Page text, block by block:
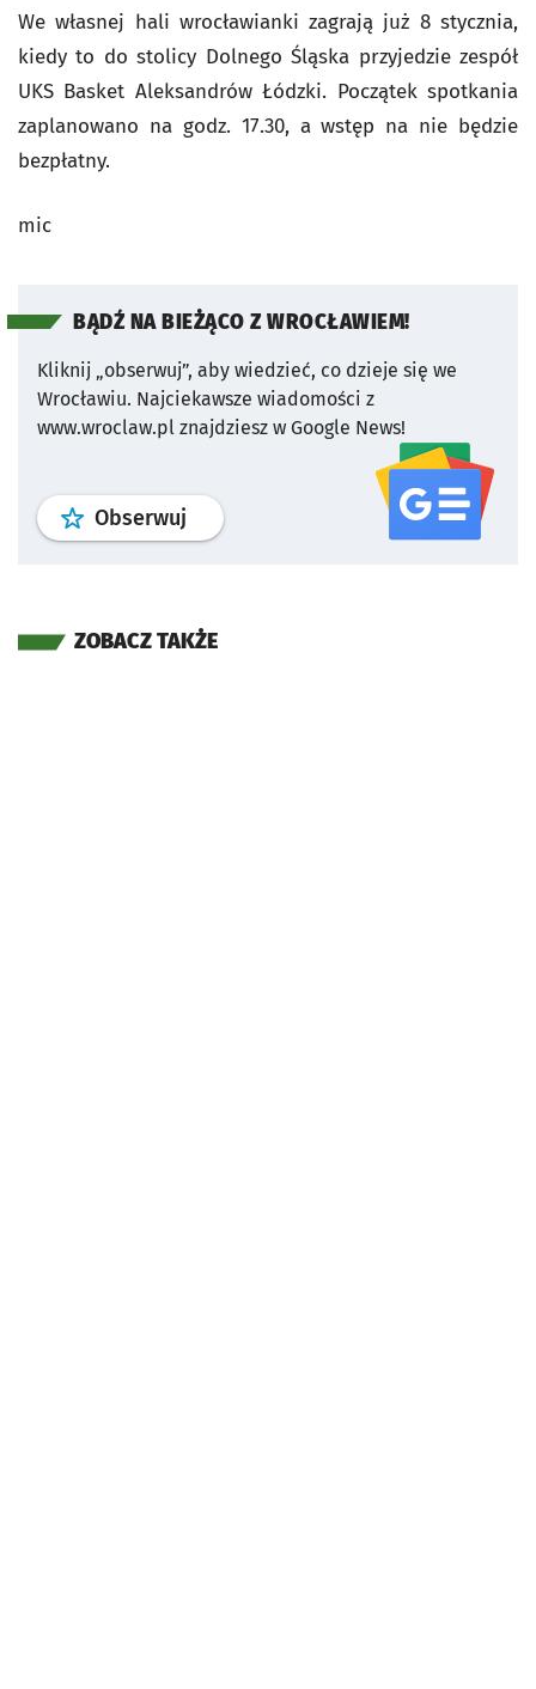
We własnej hali wrocławianki zagrają już 8 stycznia,
kiedy to do stolicy Dolnego Śląska przyjedzie zespół
UKS Basket Aleksandrów Łódzki. Początek spotkania
zaplanowano na godz. 17.30, a wstęp na nie będzie
bezpłatny.
mic
BĄDŹ NA BIEŻĄCO Z WROCŁAWIEM!
Kliknij „obserwuj”, aby wiedzieć, co dzieje się we
Wrocławiu. Najciekawsze wiadomości z
www.wroclaw.pl znajdziesz w Google News!
Obserwuj profil serwisu
ZOBACZ TAKŻE